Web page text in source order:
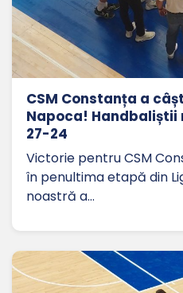
CSM Constanța a
Napoca!
27-24
Victorie pentru CSM
în penultima etapă din
noastră a…